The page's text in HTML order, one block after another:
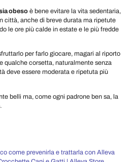
obeso è bene evitare la vita sedentaria,
città, anche di breve durata ma ripetute
le ore più calde in estate e le più fredde
per farlo giocare, magari al riporto
qualche corsetta, naturalmente senza
deve essere moderata e ripetuta più
belli ma, come ogni padrone ben sa, la
come prevenirla e trattarla con Alleva